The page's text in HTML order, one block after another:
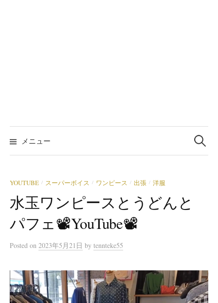
メニュー
検
索:
YOUTUBE / スーパーボイス / ワンピース / 出張 / 洋服
水玉ワンピースとうどんと
パフェ📽️YouTube📽️
Posted on 2023年5月21日 by tennteke55